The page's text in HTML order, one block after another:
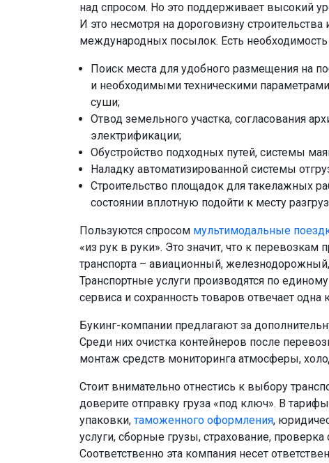
над спросом. Но это поддерживает высокий
И это несмотря на дороговизну
международных посылок. Есть необходимость
Поиск места для удобного размещения на
и необходимыми техническими
суши;
Отвод земельного участка, согласования
электрификации;
Обустройство подходных путей, системы
Наладку автоматизированной системы
Строительство площадок для такелажных
состоянии вплотную подойти к месту
Пользуются спросом мультимодальные
«из рук в руки». Это значит, что к
транспорта – авиационный,
Транспортные услуги производятся по
сервиса и сохранность товаров отвечает одна
Букинг-компании предлагают за
Среди них очистка контейнеров после
монтаж средств мониторинга атмосферы,
Стоит внимательно отнестись к выбору
доверите отправку груза «под ключ». В
упаковки, таможенного оформления,
услуги, сборные грузы, страхование,
Соответственно эта компания несет